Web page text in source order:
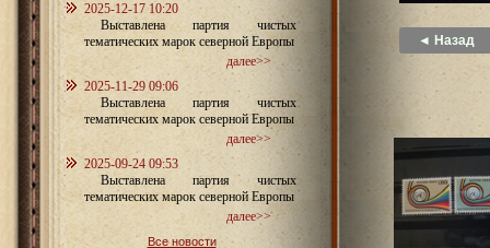
2025-12-17 10:20
Выставлена партия чистых
тематических марок северной Европы
далее>>
2025-11-29 09:06
Выставлена партия чистых
тематических марок северной Европы
далее>>
2025-09-24 09:53
Выставлена партия чистых
тематических марок северной Европы
далее>>
Все новости
◄ Назад